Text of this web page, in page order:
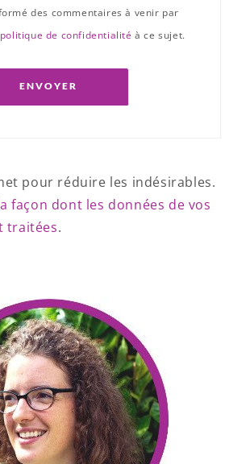
des commentaires à venir par
de confidentialité à ce sujet.
pour réduire les indésirables.
façon dont les données de vos
traitées.